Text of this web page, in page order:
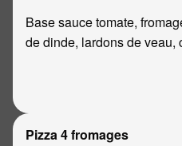
Base sauce tomate,
de dinde, lardons de veau,
Pizza 4 fromages